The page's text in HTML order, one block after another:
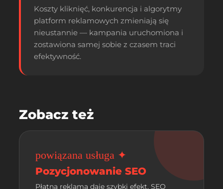
Koszty kliknięć, konkurencja i algorytmy
platform reklamowych zmieniają się
nieustannie — kampania uruchomiona i
zostawiona samej sobie z czasem traci
efektywność.
Zobacz też
powiązana usługa ✦
Pozycjonowanie SEO
Płatna reklama daje szybki efekt, SEO